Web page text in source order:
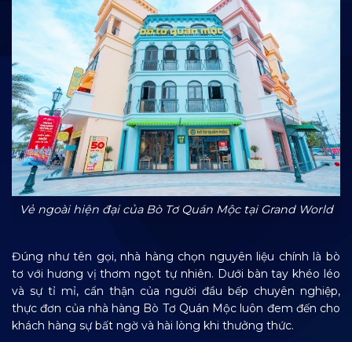
Vẻ ngoài hiện đại của Bò Tơ Quán Mộc tại Grand World
Đúng như tên gọi, nhà hàng chọn nguyên liệu chính là bò
tơ với hương vị thơm ngọt tự nhiên. Dưới bàn tay khéo léo
và sự tỉ mỉ, cẩn thận của người đầu bếp chuyên nghiệp,
thực đơn của nhà hàng Bò Tơ Quán Mộc luôn đem đến cho
khách hàng sự bất ngờ và hài lòng khi thưởng thức.